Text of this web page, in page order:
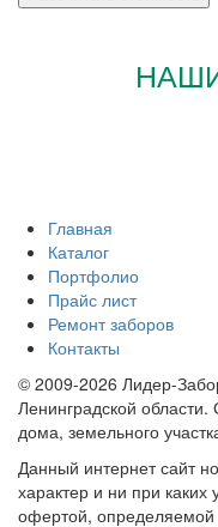
Главная
Каталог
Портфолио
Прайс лист
Ремонт заборов
Контакты
© 2009-2026 Лидер-
Ленинградской области.
дома, земельного
Данный интернет сайт
характер и ни при каких
офертой,